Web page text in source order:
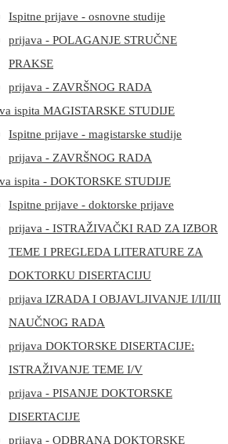
Ispitne prijave - osnovne studije
prijava - POLAGANJE STRUČNE
PRAKSE
prijava - ZAVRŠNOG RADA
ispita MAGISTARSKE STUDIJE
Ispitne prijave - magistarske studije
prijava - ZAVRŠNOG RADA
ispita - DOKTORSKE STUDIJE
Ispitne prijave - doktorske prijave
prijava - ISTRAŽIVAČKI RAD ZA IZBOR
TEME I PREGLEDA LITERATURE ZA
DOKTORKU DISERTACIJU
prijava IZRADA I OBJAVLJIVANJE I/II/III
NAUČNOG RADA
prijava DOKTORSKE DISERTACIJE:
ISTRAŽIVANJE TEME I/V
prijava - PISANJE DOKTORSKE
DISERTACIJE
prijava - ODBRANA DOKTORSKE